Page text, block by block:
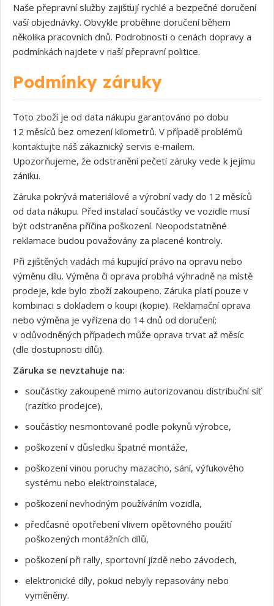
Naše přepravní služby zajišťují rychlé a bezpečné doručení
vaší objednávky. Obvykle proběhne doručení během
několika pracovních dnů. Podrobnosti o cenách dopravy a
podmínkách najdete v naší přepravní politice.
Podmínky záruky
Toto zboží je od data nákupu garantováno po dobu
12 měsíců bez omezení kilometrů. V případě problémů
kontaktujte náš zákaznický servis e‑mailem.
Upozorňujeme, že odstranění pečetí záruky vede k jejímu
zániku.
Záruka pokrývá materiálové a výrobní vady do 12 měsíců
od data nákupu. Před instalací součástky ve vozidle musí
být odstraněna příčina poškození. Neopodstatněné
reklamace budou považovány za placené kontroly.
Při zjištěných vadách má kupující právo na opravu nebo
výměnu dílu. Výměna či oprava probíhá výhradně na místě
prodeje, kde bylo zboží zakoupeno. Záruka platí pouze v
kombinaci s dokladem o koupi (kopie). Reklamační oprava
nebo výměna je vyřízena do 14 dnů od doručení;
v odůvodněných případech může oprava trvat až měsíc
(dle dostupnosti dílů).
Záruka se nevztahuje na:
součástky zakoupené mimo autorizovanou distribuční síť
(razítko prodejce),
součástky nesmontované podle pokynů výrobce,
poškození v důsledku špatné montáže,
poškození vinou poruchy mazacího, sání, výfukového
systému nebo elektroinstalace,
poškození nevhodným používáním vozidla,
předčasné opotřebení vlivem opětovného použití
poškozených montážních dílů,
poškození při rally, sportovní jízdě nebo závodech,
elektronické díly, pokud nebyly repasovány nebo
vyměněny.